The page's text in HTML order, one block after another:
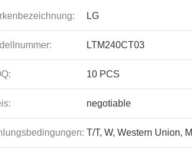
LG
LTM240CT03
10 PCS
negotiable
T/T, W, Western Union,